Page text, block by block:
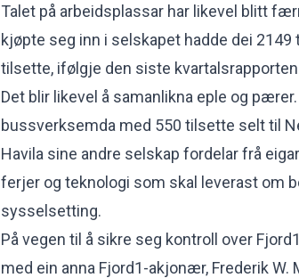
Talet på arbeidsplassar har likevel blitt
kjøpte seg inn i selskapet hadde dei 2149
tilsette, ifølgje den siste
Det blir likevel å samanlikna eple og
bussverksemda med 550 tilsette selt til
Havila sine andre selskap fordelar frå
ferjer og teknologi som skal leverast om
sysselsetting.
På vegen til å sikre seg kontroll over
med ein anna Fjord1-akjonær, Frederik